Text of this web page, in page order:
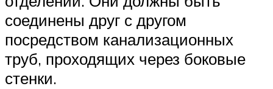
соединены друг с другом
посредством канализационных
труб, проходящих через боковые
стенки.